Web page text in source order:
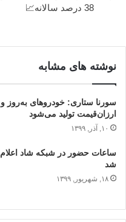
38 درصد سالانه📈
نوشته های مشابه
سورنا ستاری: خودروهای به‌روز و
ارزان‌قیمت تولید می‌شود
۱۰, آذر, ۱۳۹۹
ساعات حضور در شبکه شاد اعلام
شد
۱۸, شهریور, ۱۳۹۹